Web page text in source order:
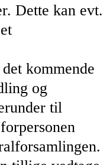
Dette kan evt.
et
kommende
og
til
forpersonen